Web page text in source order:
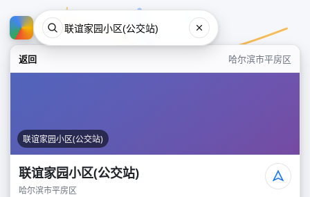
返回 哈尔滨市平房区
联谊家园小区(公交站)
联谊家园小区(公交站)
哈尔滨市平房区